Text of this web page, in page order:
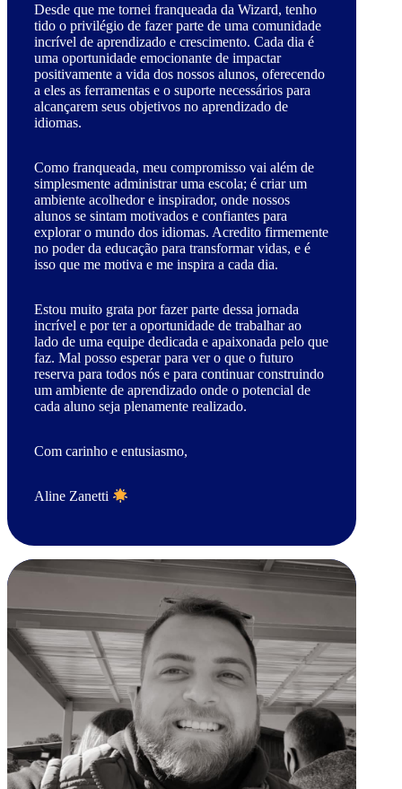
Desde que me tornei franqueada da Wizard, tenho
tido o privilégio de fazer parte de uma comunidade
incrível de aprendizado e crescimento. Cada dia é
uma oportunidade emocionante de impactar
positivamente a vida dos nossos alunos, oferecendo
a eles as ferramentas e o suporte necessários para
alcançarem seus objetivos no aprendizado de
idiomas.
Como franqueada, meu compromisso vai além de
simplesmente administrar uma escola; é criar um
ambiente acolhedor e inspirador, onde nossos
alunos se sintam motivados e confiantes para
explorar o mundo dos idiomas. Acredito firmemente
no poder da educação para transformar vidas, e é
isso que me motiva e me inspira a cada dia.
Estou muito grata por fazer parte dessa jornada
incrível e por ter a oportunidade de trabalhar ao
lado de uma equipe dedicada e apaixonada pelo que
faz. Mal posso esperar para ver o que o futuro
reserva para todos nós e para continuar construindo
um ambiente de aprendizado onde o potencial de
cada aluno seja plenamente realizado.
Com carinho e entusiasmo,
Aline Zanetti